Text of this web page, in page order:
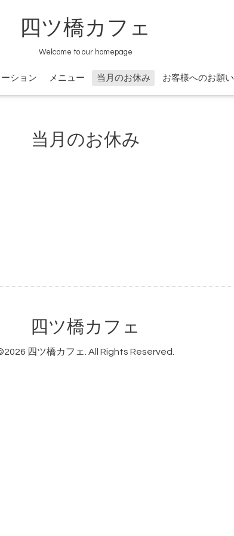
四ツ橋カフェ
Welcome to our homepage
ション メニュー 当月のお休み お客様へのお願い
当月のお休み
四ツ橋カフェ
四ツ橋カフェ. All Rights Reserved.